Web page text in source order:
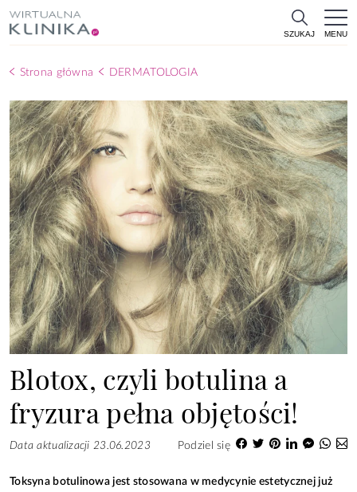
SZUKAJ MENU
Strona główna DERMATOLOGIA
Blotox, czyli botulina a
fryzura pełna objętości!
Data aktualizacji 23.06.2023 Podziel się
Toksyna botulinowa jest stosowana w medycynie estetycznej już